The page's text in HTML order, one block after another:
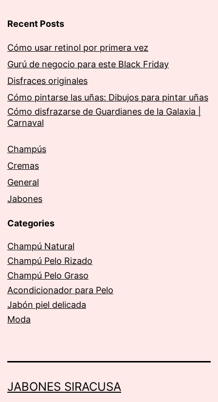
Recent Posts
Cómo usar retinol por primera vez
Gurú de negocio para este Black Friday
Disfraces originales
Cómo pintarse las uñas: Dibujos para pintar uñas
Cómo disfrazarse de Guardianes de la Galaxia |
Carnaval
Champús
Cremas
General
Jabones
Categories
Champú Natural
Champú Pelo Rizado
Champú Pelo Graso
Acondicionador para Pelo
Jabón piel delicada
Moda
JABONES SIRACUSA